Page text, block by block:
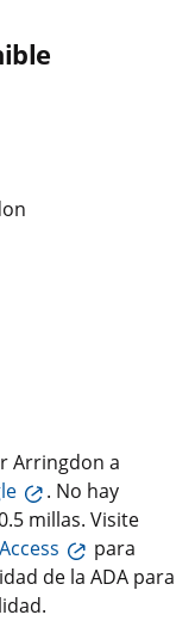
Arringdon a
. No hay
millas. Visite
para
de la ADA para